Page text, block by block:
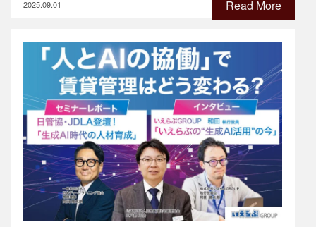
Read More
2025.09.01